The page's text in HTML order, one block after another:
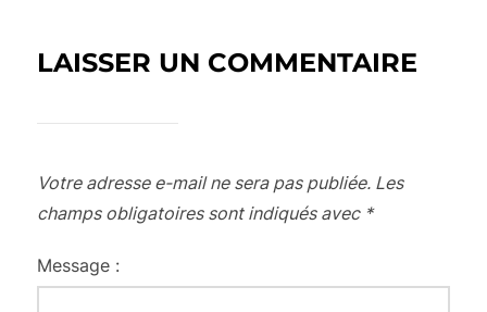
LAISSER UN COMMENTAIRE
Votre adresse e-mail ne sera pas publiée. Les
champs obligatoires sont indiqués avec *
Message :